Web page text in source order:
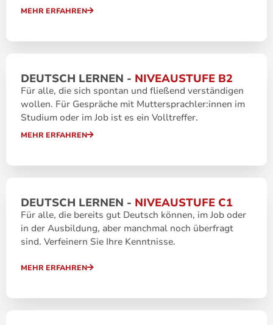
MEHR ERFAHREN
DEUTSCH LERNEN - NIVEAUSTUFE B2
Für alle, die sich spontan und fließend verständigen
wollen. Für Gespräche mit Muttersprachler:innen im
Studium oder im Job ist es ein Volltreffer.
MEHR ERFAHREN
DEUTSCH LERNEN - NIVEAUSTUFE C1
Für alle, die bereits gut Deutsch können, im Job oder
in der Ausbildung, aber manchmal noch überfragt
sind. Verfeinern Sie Ihre Kenntnisse.
MEHR ERFAHREN